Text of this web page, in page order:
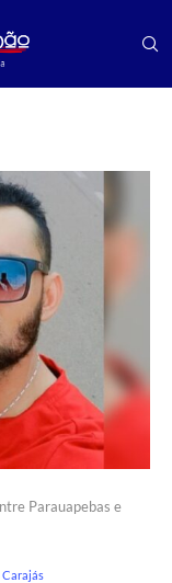
Parauapebas e
Carajás